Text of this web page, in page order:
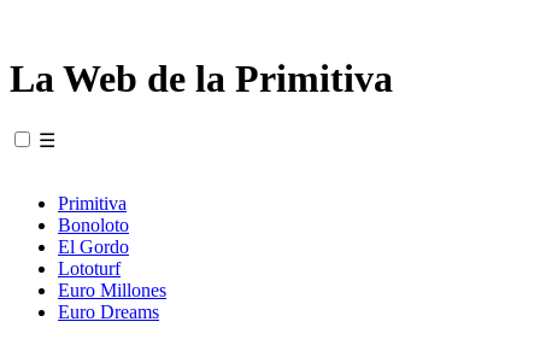
La Web de la Primitiva
☰
Primitiva
Bonoloto
El Gordo
Lototurf
Euro Millones
Euro Dreams